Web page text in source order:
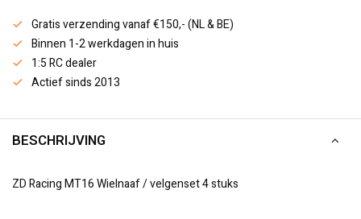
Gratis verzending vanaf €150,- (NL & BE)
Binnen 1-2 werkdagen in huis
1:5 RC dealer
Actief sinds 2013
BESCHRIJVING
ZD Racing MT16 Wielnaaf / velgenset 4 stuks